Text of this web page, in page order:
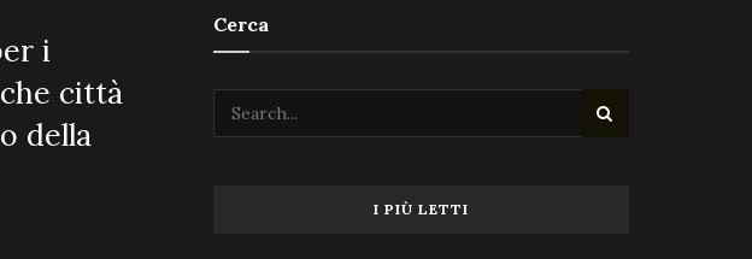
i
città
della
Cerca
I PIÙ LETTI